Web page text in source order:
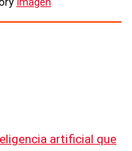
artificial que